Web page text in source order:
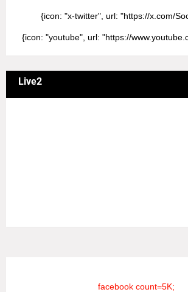
{icon: "x-twitter", url: "https://x.com/
{icon: "youtube", url: "https://
Live2
facebook count=5K;